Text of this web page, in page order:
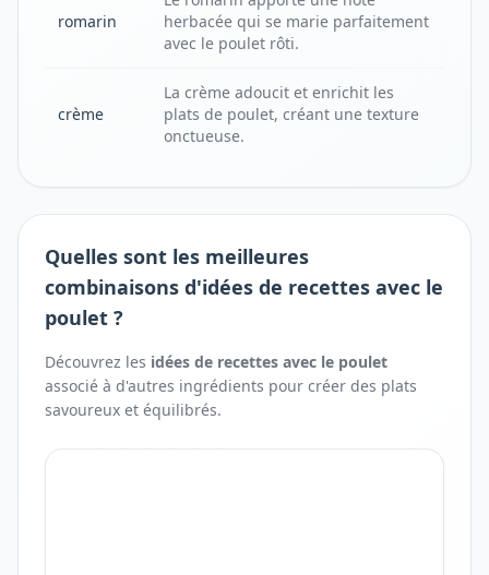
romarin
herbacée qui se marie parfaitement
avec le poulet rôti.
crème
La crème adoucit et enrichit les
plats de poulet, créant une texture
onctueuse.
Quelles sont les meilleures
combinaisons d'idées de recettes avec le
poulet ?
Découvrez les idées de recettes avec le poulet
associé à d'autres ingrédients pour créer des plats
savoureux et équilibrés.